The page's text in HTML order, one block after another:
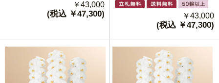
￥43,000
(税込 ￥47,300) ￥43,000
(税込 ￥47,300)